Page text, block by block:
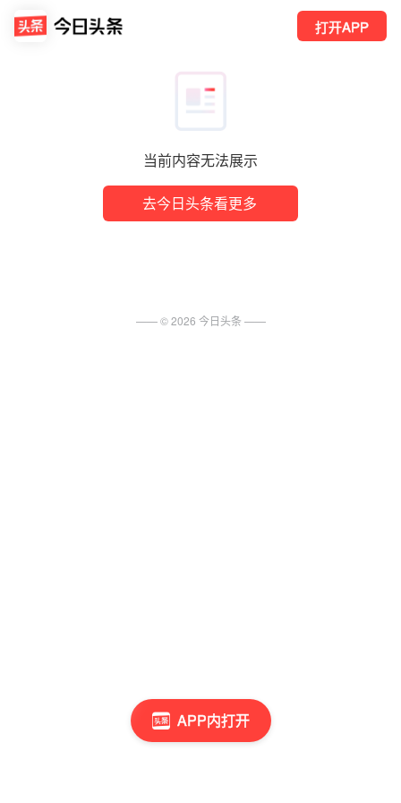
当前内容无法展示
去今日头条看更多
打开APP
APP内打开
—— ©2026 今日头条 ——